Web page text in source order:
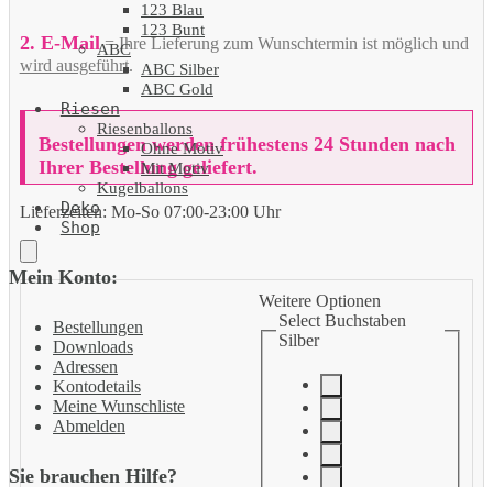
123 Blau
123 Bunt
ABC
ABC Silber
ABC Gold
Riesen
Riesenballons
Ohne Motiv
Mit Motiv
Kugelballons
Deko
Shop
Mein Konto:
Bestellungen
Downloads
Adressen
Kontodetails
Meine Wunschliste
Abmelden
Sie brauchen Hilfe?
2. E-Mail= Ihre Lieferung zum Wunschtermin ist möglich und
wird ausgeführt.
Bestellungen werden frühestens 24 Stunden nach
Ihrer Bestellung geliefert.
Lieferzeiten: Mo-So 07:00-23:00 Uhr
Weitere Optionen
Select Buchstaben
Silber